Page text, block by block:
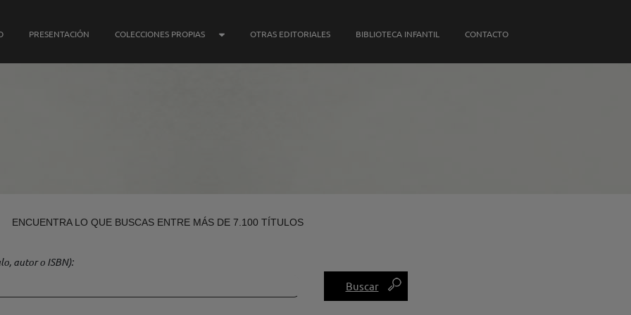
PRESENTACIÓN COLECCIONES PROPIAS SUBMENÚ COLECCIONES PROPIAS
OTRAS EDITORIALES BIBLIOTECA INFANTIL CONTACTO
ENCUENTRA LO QUE BUSCAS ENTRE MÁS DE 7.100 TÍTULOS
autor o ISBN)